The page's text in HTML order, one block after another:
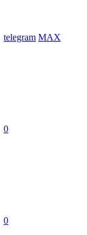
telegram MAX
0
0